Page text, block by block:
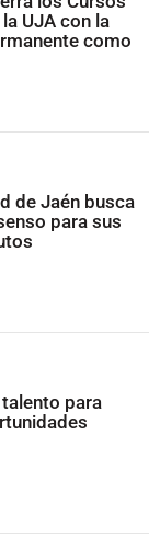
UJA con la
como
de Jaén busca
para sus
para